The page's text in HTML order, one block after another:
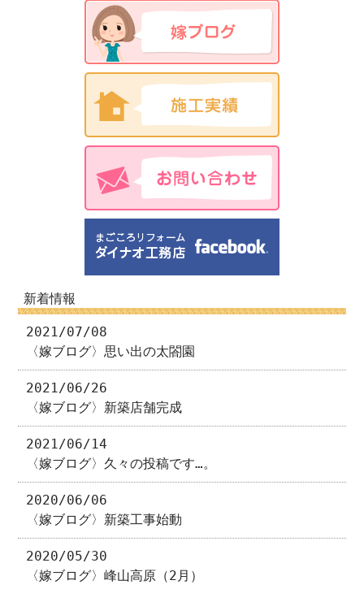
新着情報
2021/07/08
〈嫁ブログ〉思い出の太閤園
2021/06/26
〈嫁ブログ〉新築店舗完成
2021/06/14
〈嫁ブログ〉久々の投稿です…。
2020/06/06
〈嫁ブログ〉新築工事始動
2020/05/30
〈嫁ブログ〉峰山高原（2月）